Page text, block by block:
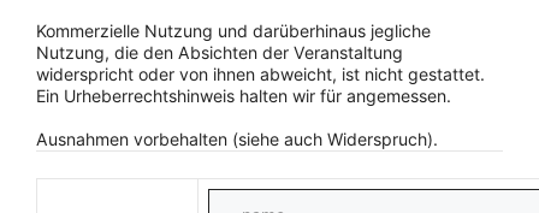
Kommerzielle Nutzung und darüberhinaus jegliche
Nutzung, die den Absichten der Veranstaltung
widerspricht oder von ihnen abweicht, ist nicht gestattet.
Ein Urheberrechtshinweis halten wir für angemessen.
Ausnahmen vorbehalten (siehe auch Widerspruch).